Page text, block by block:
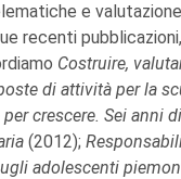
e
recenti
Costruire,
di attività per la
crescere. Sei anni
(2012);
adolescenti